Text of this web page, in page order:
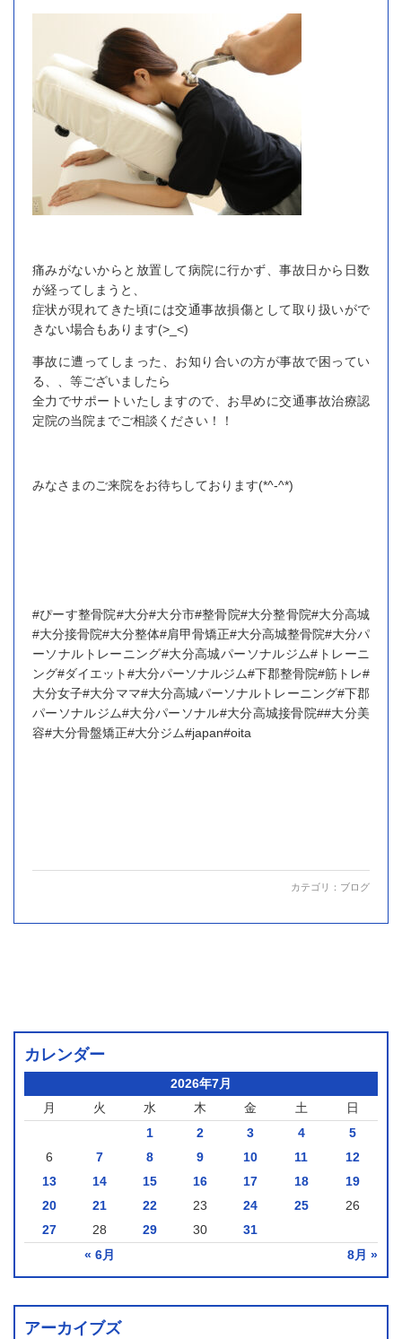
痛みがないからと放置して病院に行かず、事故日から日数
が経ってしまうと、
症状が現れてきた頃には交通事故損傷として取り扱いがで
きない場合もあります(>_<)
事故に遭ってしまった、お知り合いの方が事故で困ってい
る、、等ございましたら
全力でサポートいたしますので、お早めに交通事故治療認
定院の当院までご相談ください！！
みなさまのご来院をお待ちしております(*^-^*)
#ぴーす整骨院#大分#大分市#整骨院#大分整骨院#大分高城
#大分接骨院#大分整体#肩甲骨矯正#大分高城整骨院#大分パ
ーソナルトレーニング#大分高城パーソナルジム#トレーニ
ング#ダイエット#大分パーソナルジム#下郡整骨院#筋トレ#
大分女子#大分ママ#大分高城パーソナルトレーニング#下郡
パーソナルジム#大分パーソナル#大分高城接骨院##大分美
容#大分骨盤矯正#大分ジム#japan#oita
カテゴリ： ブログ
カレンダー
2026年7月
月
火 水 木 金 土 日
« 6月 8月 »
1 2 3 4
5
6
7 8 9 10 11
12
13
14 15 16 17 18
19
20
21 22 23 24 25
26
27
28 29 30 31
アーカイブズ